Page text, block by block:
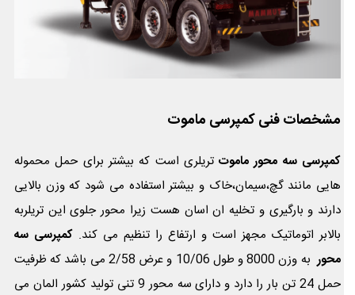
مشخصات فنی کمپرسی ماموت
کمپرسی سه محور ماموتتریلری است که بیشتر برای حمل محموله
هایی مانند گچ،سیمان،خاک و بیشتر استفاده می شود که وزن بالایی
دارند و بارگیری و تخلیه ان اسان هست زیرا محور جلوی این تریلربه
بالابر اتوماتیک مجهز است و ارتفاع را تنظیم می کند.کمپرسی سه
محور
به وزن 8000 و طول 10/06 و عرض 2/58 می باشد که ظرفیت
حمل 24 تن بار را دارد و دارای سه محور 9 تنی تولید کشور المان می